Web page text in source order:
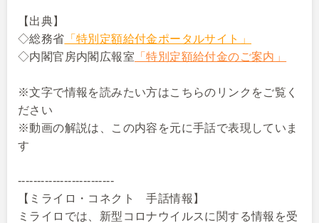
【出典】
◇総務省 「特別定額給付金ポータルサイト」
◇内閣官房内閣広報室 「特別定額給付金のご案内」
※文字で情報を読みたい方はこちらのリンクをご覧く
ださい
※動画の解説は、この内容を元に手話で表現していま
す
-------------------------
【ミライロ・コネクト 手話情報】
ミライロでは、新型コロナウイルスに関する情報を受